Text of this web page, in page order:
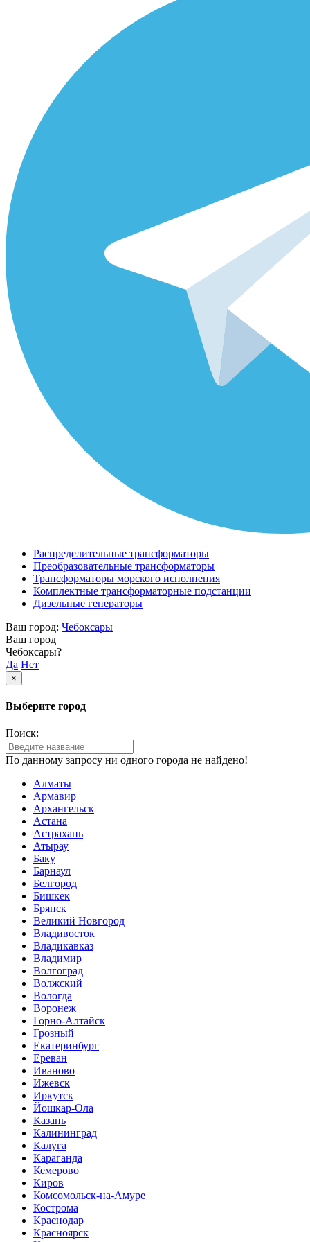
Распределительные трансформаторы
Преобразовательные трансформаторы
Трансформаторы морского исполнения
Комплектные трансформаторные подстанции
Дизельные генераторы
Ваш город: Чебоксары
Ваш город
Чебоксары?
Да Нет
×
Выберите город
Поиск:
По данному запросу ни одного города не найдено!
Алматы
Армавир
Архангельск
Астана
Астрахань
Атырау
Баку
Барнаул
Белгород
Бишкек
Брянск
Великий Новгород
Владивосток
Владикавказ
Владимир
Волгоград
Волжский
Вологда
Воронеж
Горно-Алтайск
Грозный
Екатеринбург
Ереван
Иваново
Ижевск
Иркутск
Йошкар-Ола
Казань
Калининград
Калуга
Караганда
Кемерово
Киров
Комсомольск-на-Амуре
Кострома
Краснодар
Красноярск